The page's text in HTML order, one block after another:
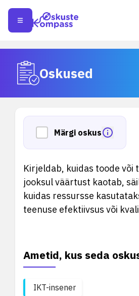
Oskused
Märgi oskus
Kirjeldab, kuidas toode või
jooksul väärtust kaotab,
kuidas ressursse
teenuse efektiivsus või
Ametid, kus seda
IKT-insener